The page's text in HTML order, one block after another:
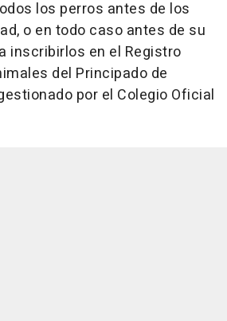
los perros antes de los
o en todo caso antes de su
inscribirlos en el Registro
del Principado de
por el Colegio Oficial